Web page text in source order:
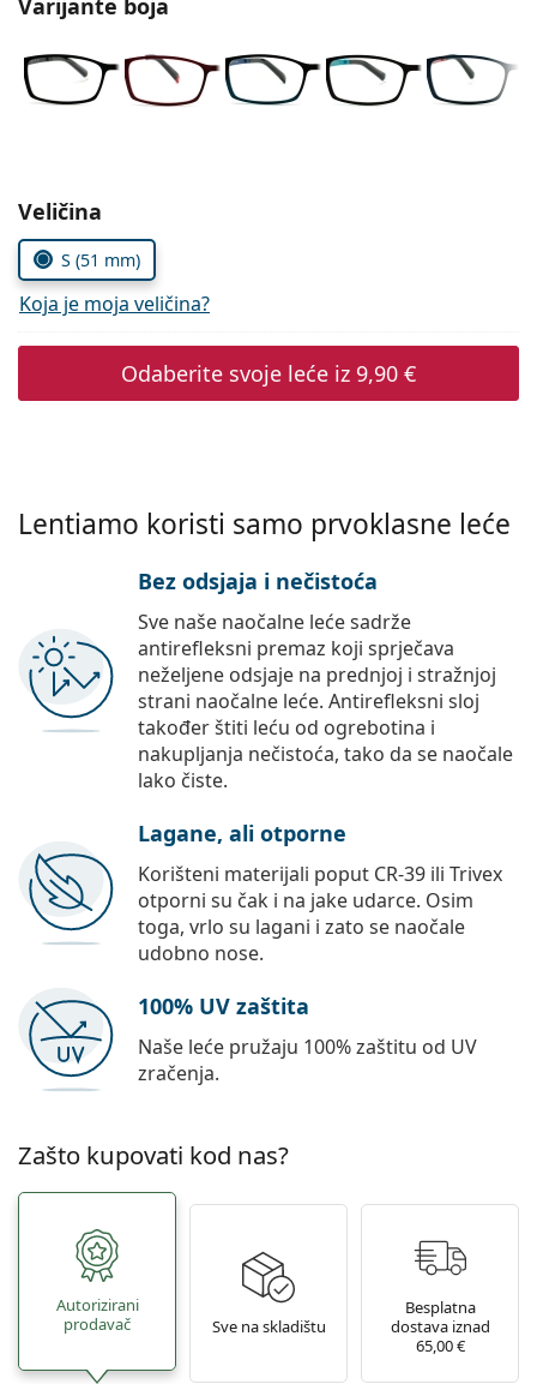
Persol
Prada
Sve marke sunčanih naočala
Odaberite parametre
Veličina
S (51 mm)
Koja je moja veličina?
Odaberite svoje leće iz 9,90 €
Lentiamo koristi samo prvoklasne leće
Bez odsjaja i nečistoća
Sve naše naočalne leće sadrže
antirefleksni premaz koji sprječava
neželjene odsjaje na prednjoj i stražnjoj
strani naočalne leće. Antirefleksni sloj
također štiti leću od ogrebotina i
nakupljanja nečistoća, tako da se naočale
lako čiste.
Lagane, ali otporne
Korišteni materijali poput CR-39 ili Trivex
otporni su čak i na jake udarce. Osim
toga, vrlo su lagani i zato se naočale
udobno nose.
100% UV zaštita
Naše leće pružaju 100% zaštitu od UV
zračenja.
Zašto kupovati kod nas?
Autorizirani
prodavač
Sve na skladištu
Besplatna
dostava iznad
65,00 €